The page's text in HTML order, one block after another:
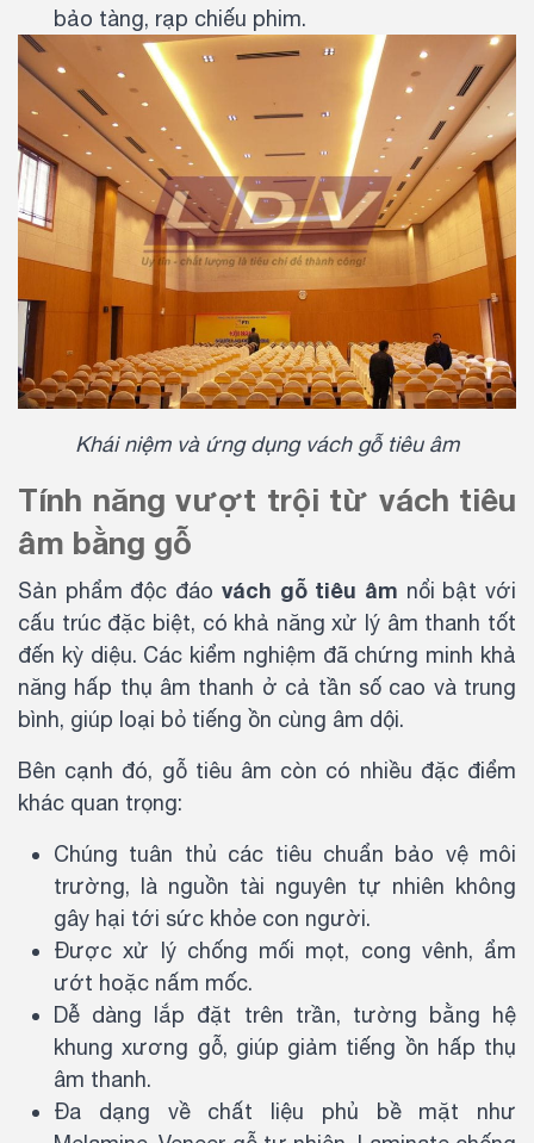
bảo tàng, rạp chiếu phim.
Khái niệm và ứng dụng vách gỗ tiêu âm
Tính năng vượt trội từ vách tiêu
âm bằng gỗ
Sản phẩm độc đáo vách gỗ tiêu âm nổi bật với
cấu trúc đặc biệt, có khả năng xử lý âm thanh tốt
đến kỳ diệu. Các kiểm nghiệm đã chứng minh khả
năng hấp thụ âm thanh ở cả tần số cao và trung
bình, giúp loại bỏ tiếng ồn cùng âm dội.
Bên cạnh đó, gỗ tiêu âm còn có nhiều đặc điểm
khác quan trọng:
Chúng tuân thủ các tiêu chuẩn bảo vệ môi
trường, là nguồn tài nguyên tự nhiên không
gây hại tới sức khỏe con người.
Được xử lý chống mối mọt, cong vênh, ẩm
ướt hoặc nấm mốc.
Dễ dàng lắp đặt trên trần, tường bằng hệ
khung xương gỗ, giúp giảm tiếng ồn hấp thụ
âm thanh.
Đa dạng về chất liệu phủ bề mặt như